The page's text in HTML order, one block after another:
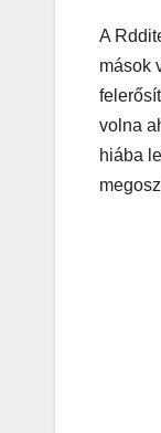
A
mások
volna
hiába